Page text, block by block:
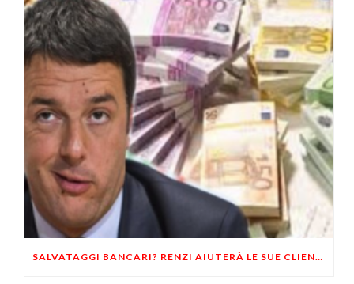
SALVATAGGI BANCARI? RENZI AIUTERÀ LE SUE CLIENTELE COI VOSTRI SOLDI